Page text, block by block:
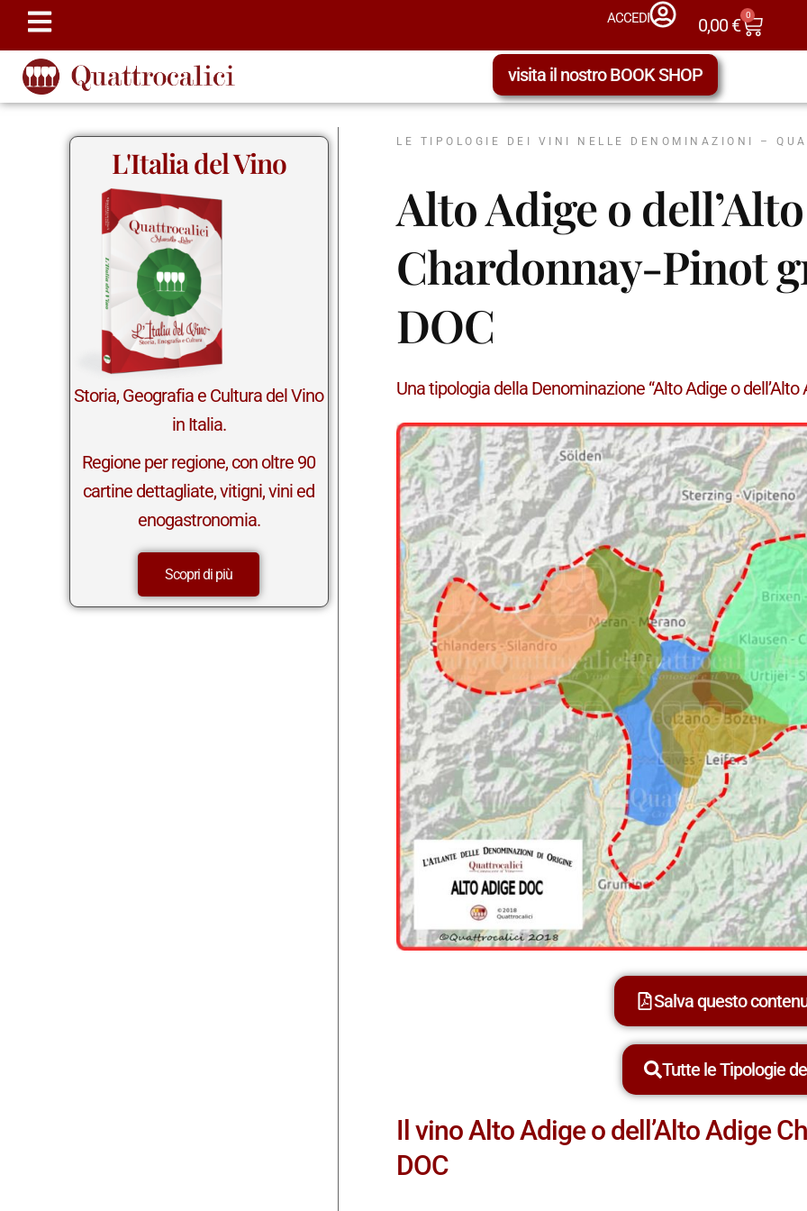
ACCEDI 0,00€ 0
visita il nostro BOOK SHOP
L'Italia del Vino
Storia, Geografia e Cultura del Vino
in Italia.
Regione per regione, con oltre 90
cartine dettagliate, vitigni, vini ed
enogastronomia.
Scopri di più
LE TIPOLOGIE DEI VINI NELLE DENOMINAZIONI –
Alto Adige o
Chardonnay-Pinot
DOC
Una tipologia della Denominazione “Alto Adige o
Salva questo
Tutte le Tipologie
Il vino Alto Adige o dell’Alto Adige
DOC